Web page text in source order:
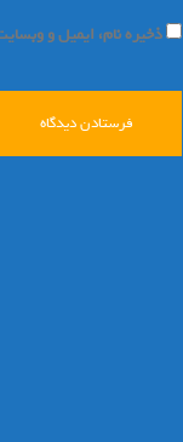
ذخیره نام، ایمیل و